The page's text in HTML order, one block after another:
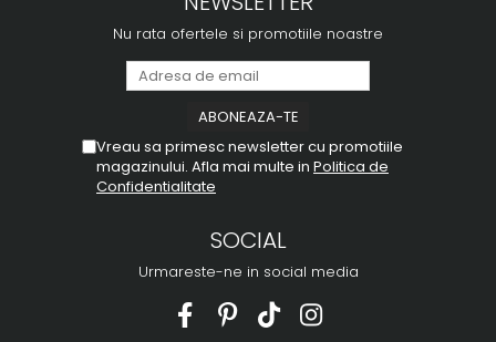
Nu rata ofertele si promotiile noastre
Vreau sa primesc newsletter cu promotiile
magazinului. Afla mai multe in Politica de
Confidentialitate
SOCIAL
Urmareste-ne in social media